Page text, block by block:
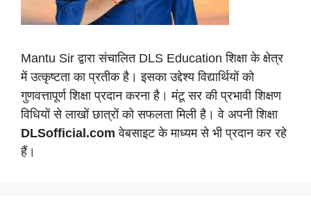
Mantu Sir द्वारा संचालित DLS Education शिक्षा के क्षेत्र
में उत्कृष्टता का प्रतीक है। इसका उद्देश्य विद्यार्थियों को
गुणवत्तापूर्ण शिक्षा प्रदान करना है। मंटू सर की प्रभावी शिक्षण
विधियों से लाखों छात्रों को सफलता मिली है। वे अपनी शिक्षा
DLSofficial.com वेबसाइट के माध्यम से भी प्रदान कर रहे
हैं।